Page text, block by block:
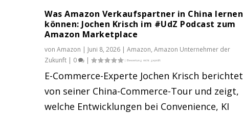
Was Amazon Verkaufspartner in China lernen
können: Jochen Krisch im #UdZ Podcast zum
Amazon Marketplace
vonAmazon | Juni 8, 2026 |Amazon,Amazon Unternehmer der
Zukunft | 0 |
E-Commerce-Experte Jochen Krisch berichtet
von seiner China-Commerce-Tour und zeigt,
welche Entwicklungen bei Convenience, KI